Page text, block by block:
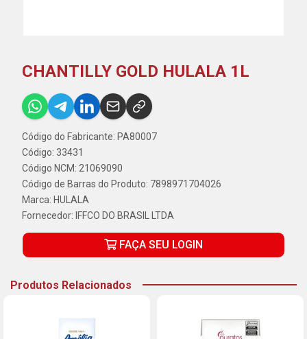
CHANTILLY GOLD HULALA 1L
Código do Fabricante: PA80007
Código: 33431
Código NCM: 21069090
Código de Barras do Produto: 7898971704026
Marca: HULALA
Fornecedor: IFFCO DO BRASIL LTDA
FAÇA SEU LOGIN
Produtos Relacionados